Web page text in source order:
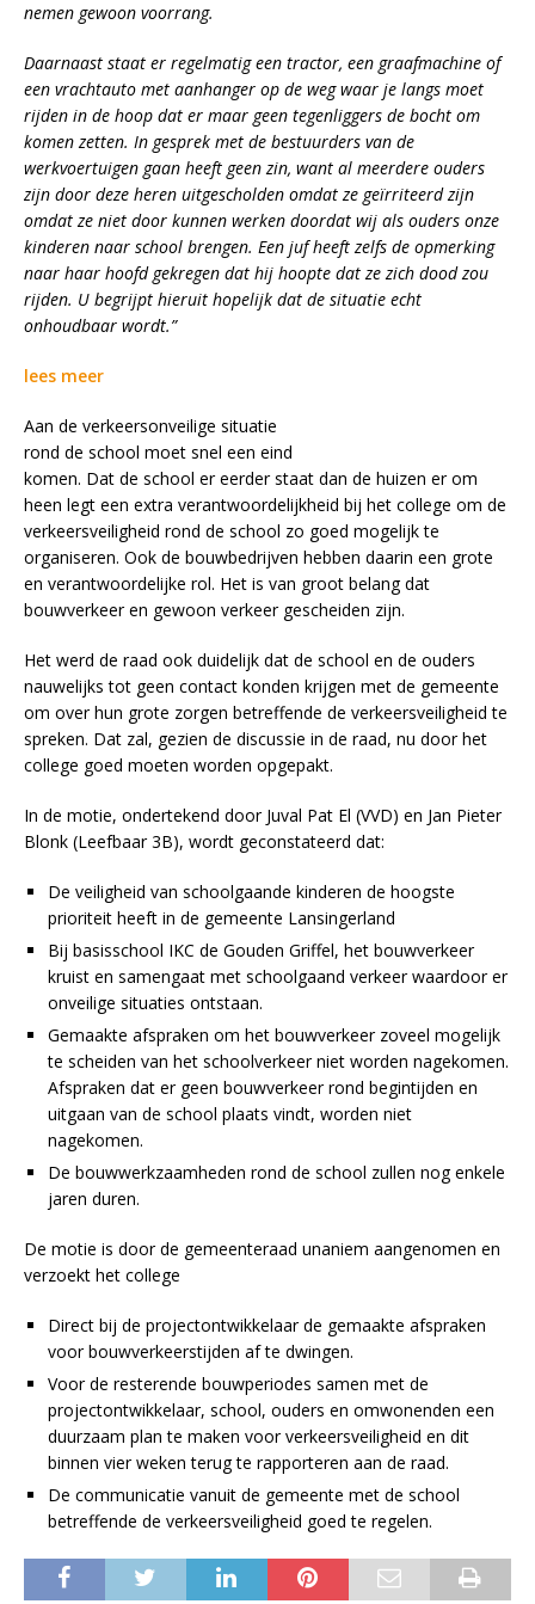
nemen gewoon voorrang.
Daarnaast staat er regelmatig een tractor, een graafmachine of
een vrachtauto met aanhanger op de weg waar je langs moet
rijden in de hoop dat er maar geen tegenliggers de bocht om
komen zetten. In gesprek met de bestuurders van de
werkvoertuigen gaan heeft geen zin, want al meerdere ouders
zijn door deze heren uitgescholden omdat ze geïrriteerd zijn
omdat ze niet door kunnen werken doordat wij als ouders onze
kinderen naar school brengen. Een juf heeft zelfs de opmerking
naar haar hoofd gekregen dat hij hoopte dat ze zich dood zou
rijden. U begrijpt hieruit hopelijk dat de situatie echt
onhoudbaar wordt.”
lees meer
Aan de verkeersonveilige situatie
rond de school moet snel een eind
komen. Dat de school er eerder staat dan de huizen er om
heen legt een extra verantwoordelijkheid bij het college om de
verkeersveiligheid rond de school zo goed mogelijk te
organiseren. Ook de bouwbedrijven hebben daarin een grote
en verantwoordelijke rol. Het is van groot belang dat
bouwverkeer en gewoon verkeer gescheiden zijn.
Het werd de raad ook duidelijk dat de school en de ouders
nauwelijks tot geen contact konden krijgen met de gemeente
om over hun grote zorgen betreffende de verkeersveiligheid te
spreken. Dat zal, gezien de discussie in de raad, nu door het
college goed moeten worden opgepakt.
In de motie, ondertekend door Juval Pat El (VVD) en Jan Pieter
Blonk (Leefbaar 3B), wordt geconstateerd dat:
De veiligheid van schoolgaande kinderen de hoogste
prioriteit heeft in de gemeente Lansingerland
Bij basisschool IKC de Gouden Griffel, het bouwverkeer
kruist en samengaat met schoolgaand verkeer waardoor er
onveilige situaties ontstaan.
Gemaakte afspraken om het bouwverkeer zoveel mogelijk
te scheiden van het schoolverkeer niet worden nagekomen.
Afspraken dat er geen bouwverkeer rond begintijden en
uitgaan van de school plaats vindt, worden niet
nagekomen.
De bouwwerkzaamheden rond de school zullen nog enkele
jaren duren.
De motie is door de gemeenteraad unaniem aangenomen en
verzoekt het college
Direct bij de projectontwikkelaar de gemaakte afspraken
voor bouwverkeerstijden af te dwingen.
Voor de resterende bouwperiodes samen met de
projectontwikkelaar, school, ouders en omwonenden een
duurzaam plan te maken voor verkeersveiligheid en dit
binnen vier weken terug te rapporteren aan de raad.
De communicatie vanuit de gemeente met de school
betreffende de verkeersveiligheid goed te regelen.